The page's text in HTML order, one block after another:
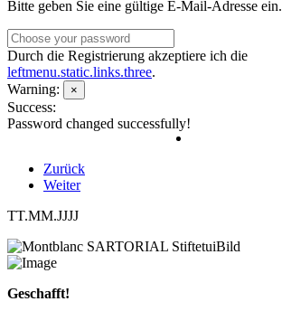
Bitte geben Sie eine gültige E-Mail-Adresse ein.
Durch die Registrierung akzeptiere ich die
leftmenu.static.links.three.
Warning:
×
Success:
Password changed successfully!
Zurück
Weiter
TT.MM.JJJJ
Geschafft!